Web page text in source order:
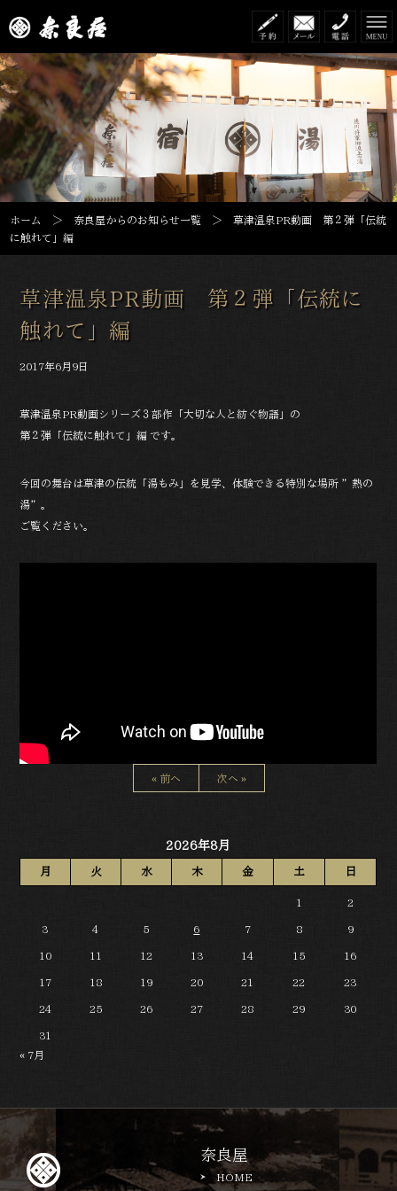
ホーム ＞ 奈良屋からのお知らせ一覧 ＞ 草津温泉PR動画 第２弾「伝統
に触れて」編
草津温泉PR動画 第２弾「伝統に
触れて」編
2017年6月9日
草津温泉PR動画シリーズ３部作「大切な人と紡ぐ物語」の
第２弾「伝統に触れて」編 です。
今回の舞台は草津の伝統「湯もみ」を見学、体験できる特別な場所 ”熱の
湯”。
ご覧ください。
« 前へ 次へ »
2026年8月
月 火 水 木 金 土 日
1 2
3 4 5 6 7 8 9
10 11 12 13 14 15 16
17 18 19 20 21 22 23
24 25 26 27 28 29 30
31
« 7月
奈良屋
HOME